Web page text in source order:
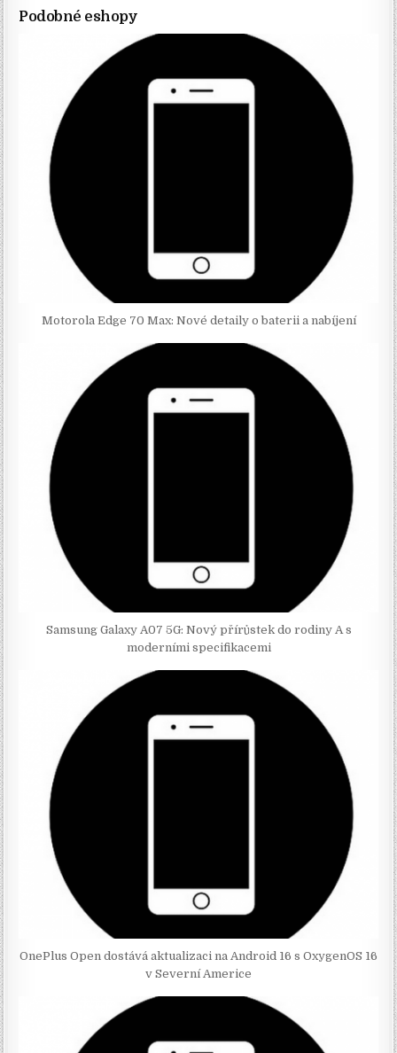
Podobné eshopy
Motorola Edge 70 Max: Nové detaily o baterii a nabíjení
Samsung Galaxy A07 5G: Nový přírůstek do rodiny A s
moderními specifikacemi
OnePlus Open dostává aktualizaci na Android 16 s OxygenOS 16
v Severní Americe